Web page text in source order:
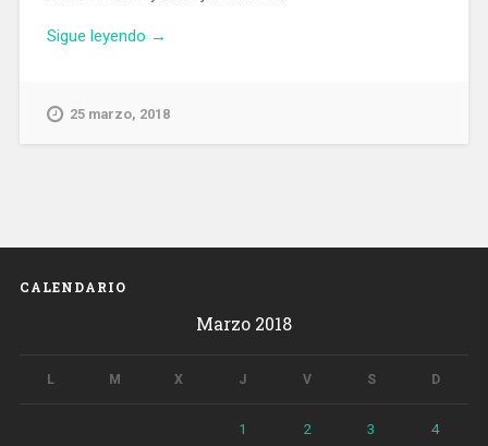
Sigue leyendo «Detienen
a
joven
→
25 marzo, 2018
CALENDARIO
Marzo 2018
L M X J V S D
1 2 3 4